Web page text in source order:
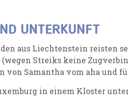
UNTERKUNFT
aus Liechtenstein reisten
(wegen Streiks keine
von Samantha vom aha und
in einem Kloster